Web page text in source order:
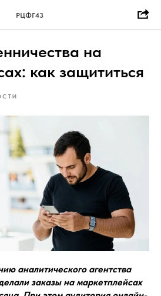
РЦФГ43
на
как защититься
аналитического агентства
заказы на маркетплейсах